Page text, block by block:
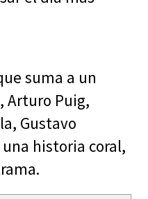
suma a un
Arturo Puig,
Gustavo
historia coral,